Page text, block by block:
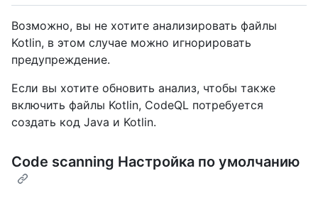
Возможно, вы не хотите анализировать файлы
Kotlin, в этом случае можно игнорировать
предупреждение.
Если вы хотите обновить анализ, чтобы также
включить файлы Kotlin, CodeQL потребуется
создать код Java и Kotlin.
Code scanning Настройка по умолчанию